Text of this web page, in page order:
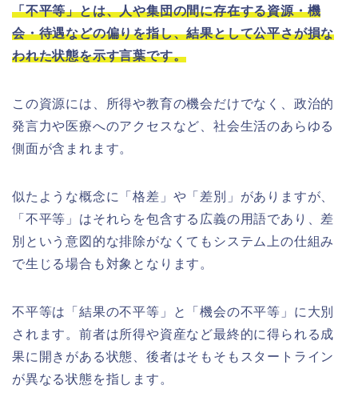
「不平等」とは、人や集団の間に存在する資源・機
会・待遇などの偏りを指し、結果として公平さが損な
われた状態を示す言葉です。
この資源には、所得や教育の機会だけでなく、政治的
発言力や医療へのアクセスなど、社会生活のあらゆる
側面が含まれます。
似たような概念に「格差」や「差別」がありますが、
「不平等」はそれらを包含する広義の用語であり、差
別という意図的な排除がなくてもシステム上の仕組み
で生じる場合も対象となります。
不平等は「結果の不平等」と「機会の不平等」に大別
されます。前者は所得や資産など最終的に得られる成
果に開きがある状態、後者はそもそもスタートライン
が異なる状態を指します。